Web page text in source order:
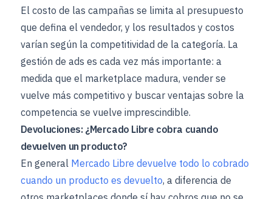
El costo de las campañas se limita al presupuesto
que defina el vendedor, y los resultados y costos
varían según la competitividad de la categoría. La
gestión de ads es cada vez más importante: a
medida que el marketplace madura, vender se
vuelve más competitivo y buscar ventajas sobre la
competencia se vuelve imprescindible.
Devoluciones: ¿Mercado Libre cobra cuando
devuelven un producto?
En general Mercado Libre devuelve todo lo cobrado
cuando un producto es devuelto, a diferencia de